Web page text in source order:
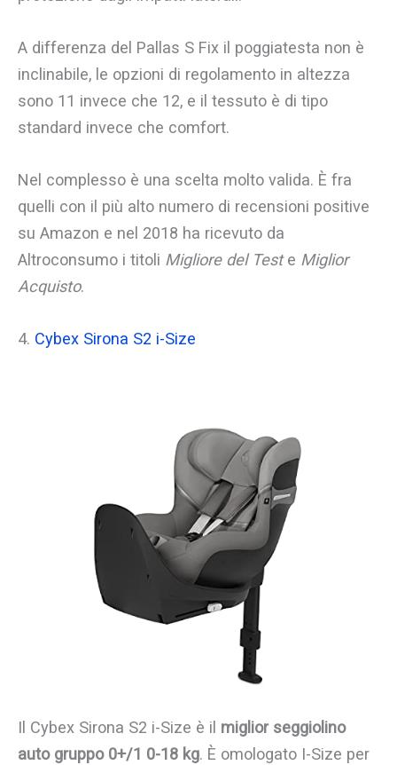
A differenza del Pallas S Fix il poggiatesta non è
inclinabile, le opzioni di regolamento in altezza
sono 11 invece che 12, e il tessuto è di tipo
standard invece che comfort.
Nel complesso è una scelta molto valida. È fra
quelli con il più alto numero di recensioni positive
su Amazon e nel 2018 ha ricevuto da
Altroconsumo i titoli Migliore del Teste Miglior
Acquisto.
4. Cybex Sirona S2 i-Size
Il Cybex Sirona S2 i-Size è il miglior seggiolino
auto gruppo 0+/1 0-18 kg. È omologato I-Size per